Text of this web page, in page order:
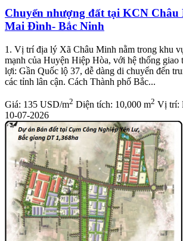
Chuyển nhượng đất tại KCN Châu
Mai Đình- Bắc Ninh
1. Vị trí địa lý Xã Châu Minh nằm trong khu
mạnh của Huyện Hiệp Hòa, với hệ thống giao
lợi: Gần Quốc lộ 37, dễ dàng di chuyển đến
các tỉnh lân cận. Cách Thành phố Bắc...
Giá: 135 USD/m2 Diện tích: 10,000 m2 Vị trí:
10-07-2026